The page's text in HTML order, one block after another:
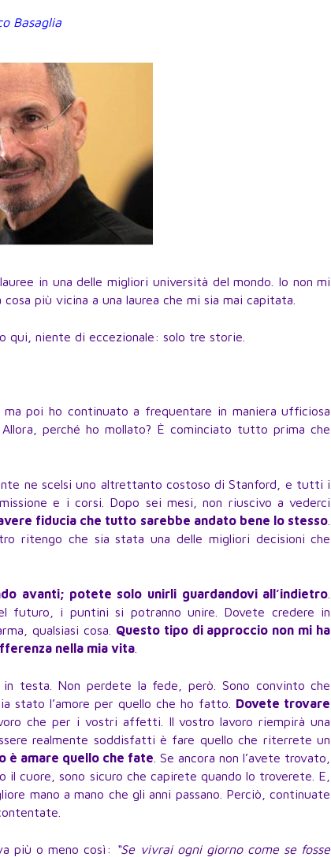
Basaglia
in una delle migliori università del mondo. Io non mi
più vicina a una laurea che mi sia mai capitata.
niente di eccezionale: solo tre storie.
poi ho continuato a frequentare in maniera ufficiosa
perché ho mollato? È cominciato tutto prima che
ne scelsi uno altrettanto costoso di Stanford, e tutti i
e i corsi. Dopo sei mesi, non riuscivo a vederci
fiducia che tutto sarebbe andato bene lo stesso
ritengo che sia stata una delle migliori decisioni che
avanti; potete solo unirli guardandovi all’indietro
futuro, i puntini si potranno unire. Dovete credere in
qualsiasi cosa. Questo tipo di approccio non mi ha
nella mia vita
testa. Non perdete la fede, però. Sono convinto che
stato l’amore per quello che ho fatto. Dovete trovare
che per i vostri affetti. Il vostro lavoro riempirà una
realmente soddisfatti è fare quello che riterrete un
è amare quello che fate . Se ancora non l’avete trovato,
il cuore, sono sicuro che capirete quando lo troverete. E,
mano a mano che gli anni passano. Perciò, continuate
più o meno così:
“Se vivrai ogni giorno come se fosse